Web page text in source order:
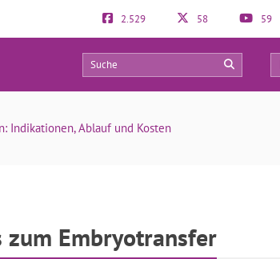
2.529 58 59
4 0
Indikationen, Ablauf und Kosten
zum Embryotransfer